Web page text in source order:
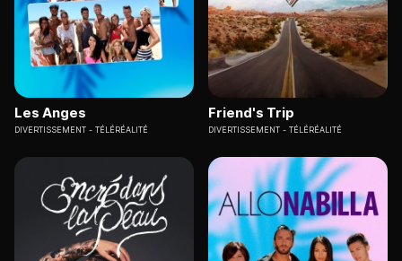
Les Anges
DIVERTISSEMENT TÉLÉRÉALITÉ
Friend's Trip
DIVERTISSEMENT TÉLÉRÉALITÉ